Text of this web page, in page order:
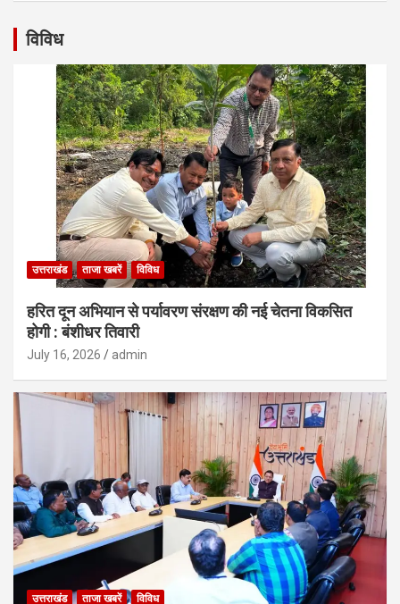
विविध
उत्तराखंड ताजा खबरें विविध
हरित दून अभियान से पर्यावरण संरक्षण की नई चेतना विकसित
होगी : बंशीधर तिवारी
July 16, 2026 admin
उत्तराखंड ताजा खबरें विविध